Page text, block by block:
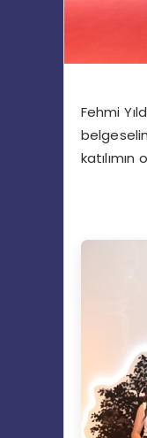
Fehmi Y
katılımın